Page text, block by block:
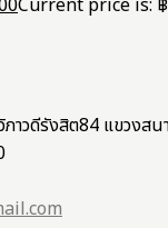
Current price is: ฿
าวดีรังสิต84 แขวงส